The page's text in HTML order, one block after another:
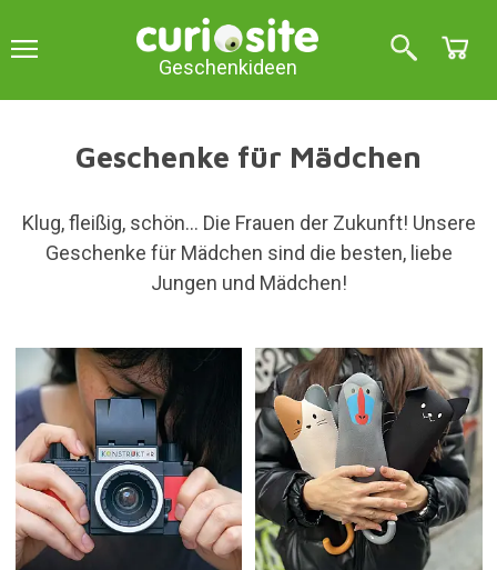
Geschenkideen
Geschenke für Mädchen
Klug, fleißig, schön... Die Frauen der Zukunft! Unsere
Geschenke für Mädchen sind die besten, liebe
Jungen und Mädchen!